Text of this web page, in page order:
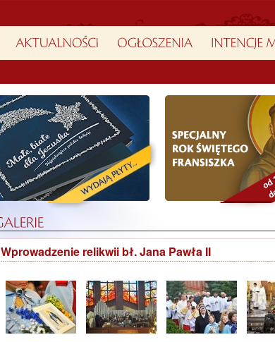
Wprowadzenie relikwii bł. Jana Pawła II